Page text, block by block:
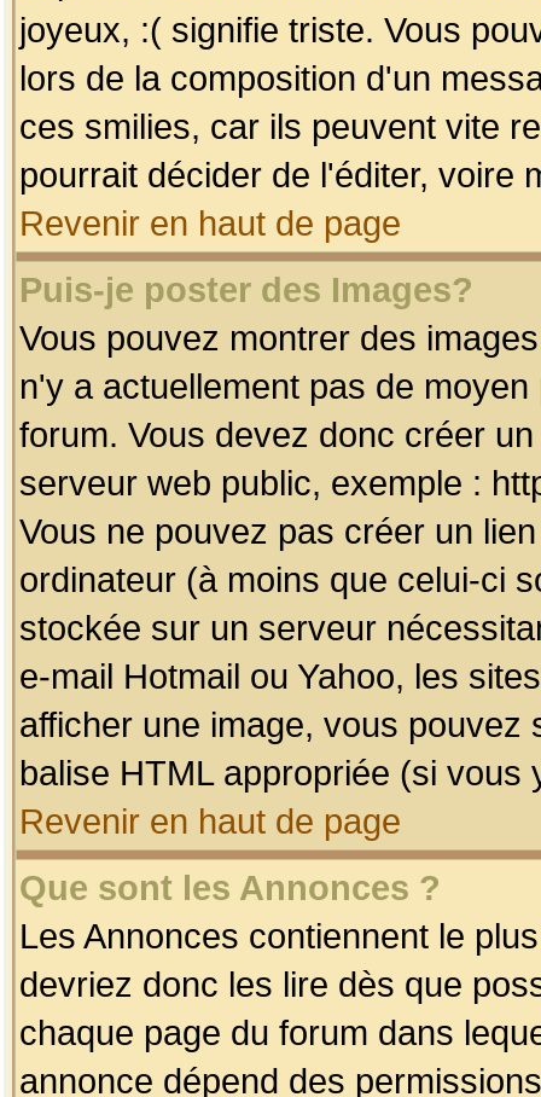
joyeux, :( signifie triste. Vous
lors de la composition d'un
ces smilies, car ils peuvent vite
pourrait décider de l'éditer, voire
Revenir en haut de page
Puis-je poster des Images?
Vous pouvez montrer des
n'y a actuellement pas de
forum. Vous devez donc créer
serveur web public, exemple :
Vous ne pouvez pas créer un
ordinateur (à moins que celui-ci
stockée sur un serveur
e-mail Hotmail ou Yahoo, les
afficher une image, vous pouvez
balise HTML appropriée (si vous
Revenir en haut de page
Que sont les Annonces ?
Les Annonces contiennent le
devriez donc les lire dès que
chaque page du forum dans
annonce dépend des